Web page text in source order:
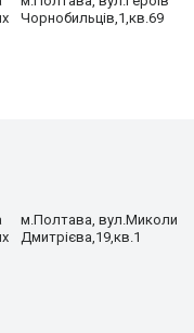
Чорнобильців,1,кв.69
м.Полтава, вул.Миколи
Дмитрієва,19,кв.1